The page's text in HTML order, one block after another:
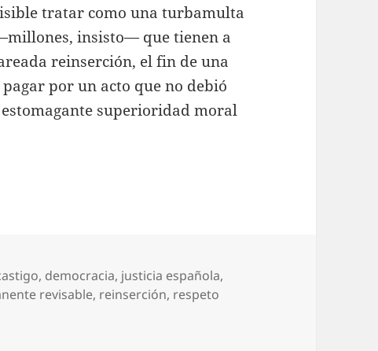
tratar como una turbamulta
insisto— que tienen a
reinserción, el fin de una
por un acto que no debió
superioridad moral
, democracia, justicia española,
revisable, reinserción, respeto